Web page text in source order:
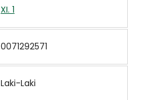
XI. 1
0071292571
Laki-Laki